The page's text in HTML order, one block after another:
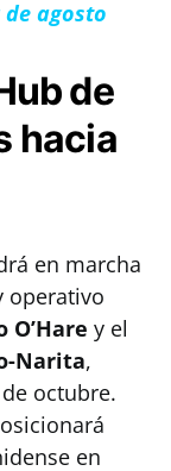
agosto
de
hacia
en marcha
operativo
O’Hare y el
Narita,
octubre.
en